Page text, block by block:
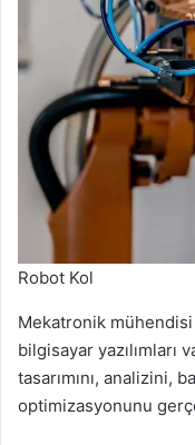
Robot Kol
Mekatronik mühendisi
bilgisayar yazılımları
tasarımını, analizini,
optimizasyonunu